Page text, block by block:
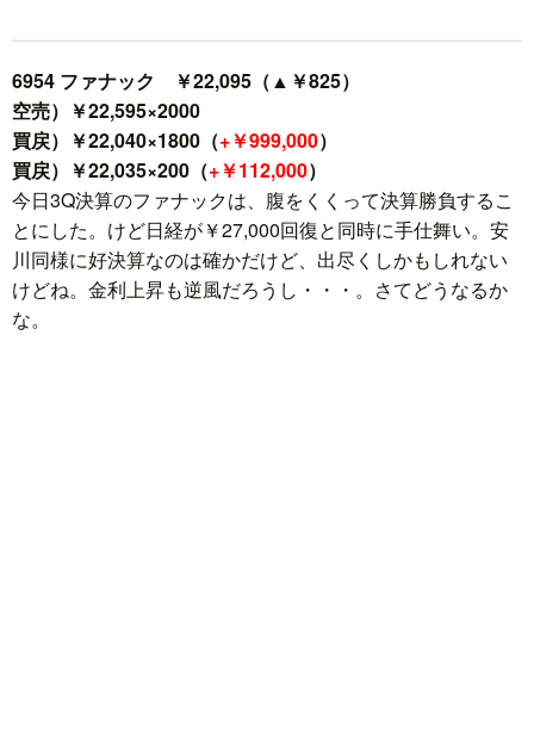
6954 ファナック ￥22,095（▲￥825）
空売）￥22,595×2000
買戻）￥22,040×1800（+￥999,000）
買戻）￥22,035×200（+￥112,000）
今日3Q決算のファナックは、腹をくくって決算勝負するこ
とにした。けど日経が￥27,000回復と同時に手仕舞い。安
川同様に好決算なのは確かだけど、出尽くしかもしれない
けどね。金利上昇も逆風だろうし・・・。さてどうなるか
な。